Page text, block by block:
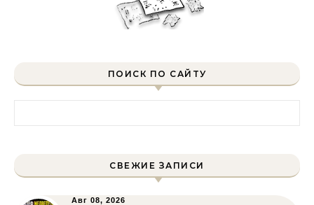
ПОИСК ПО САЙТУ
СВЕЖИЕ ЗАПИСИ
Авг 08, 2026